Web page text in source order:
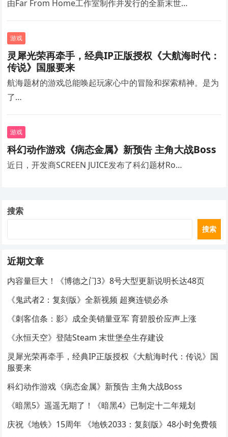
由Far From Home工作室制作并发行的全新末世…
游戏
灵犀光荣再牵手，经典IP正版授权《大航海时代：
传说》国服要来
航海题材的游戏总能唤起玩家心中的冒险和探索精神。是为
了…
游戏
科幻动作游戏《病态金属》新预告 主角大战Boss
近日，开发商SCREEN JUICE发布了科幻题材Ro…
搜索
搜索
近期文章
内容量巨大！《博德之门3》8号大型更新说明长达48页
《鬼武者2：复刻版》全新视频 超爽连锁必杀
《刺客信条：影》成全美销量亚军 育碧股价应声上涨
《永恒天空》登陆Steam 末世堡垒生存建设
灵犀光荣再牵手，经典IP正版授权《大航海时代：传说》国
服要来
科幻动作游戏《病态金属》新预告 主角大战Boss
《暗黑5》遥遥无期了！《暗黑4》已制定十二年规划
庆祝《地铁》15周年 《地铁2033：复刻版》48小时免费领